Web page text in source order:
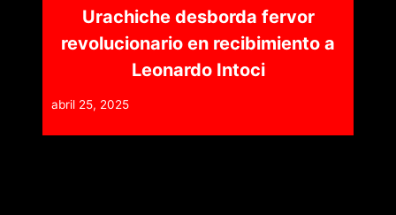
Urachiche desborda fervor
revolucionario en recibimiento a
Leonardo Intoci
abril 25, 2025